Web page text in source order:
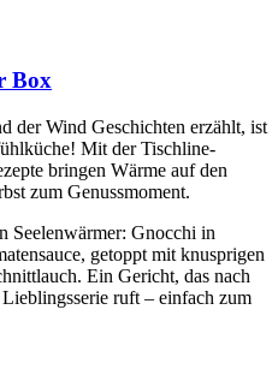
Box
der Wind Geschichten erzählt, ist
Mit der Tischline-
bringen Wärme auf den
zum Genussmoment.
Seelenwärmer: Gnocchi in
getoppt mit knusprigen
Ein Gericht, das nach
ruft – einfach zum